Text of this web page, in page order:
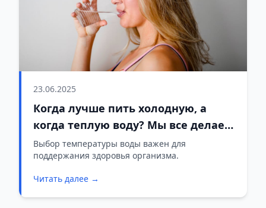
23.06.2025
Когда лучше пить холодную, а
когда теплую воду? Мы все делаем
это неправильно
Выбор температуры воды важен для
поддержания здоровья организма.
Читать далее →